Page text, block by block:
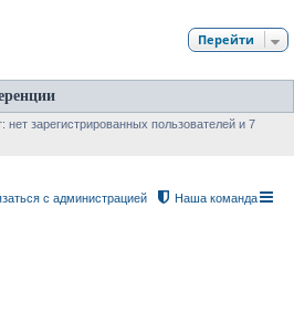
Перейти
зарегистрированных пользователей и 7
Наша команда
с администрацией